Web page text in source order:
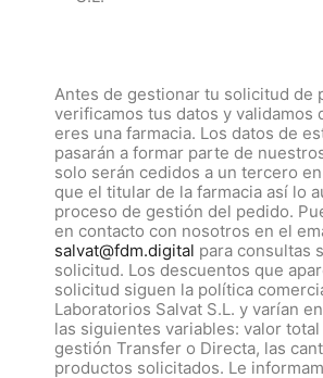
Antes de gestionar tu solicitud de
verificamos tus datos y validamos
eres una farmacia. Los datos de
pasarán a formar parte de
solo serán cedidos a un tercero
que el titular de la farmacia así lo
proceso de gestión del pedido.
en contacto con nosotros en el
salvat@fdm.digital para consultas
solicitud. Los descuentos que
solicitud siguen la política
Laboratorios Salvat S.L. y varían
las siguientes variables: valor
gestión Transfer o Directa, las
productos solicitados. Le